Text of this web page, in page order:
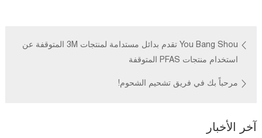
You Bang Shou تقدم بدائل مستدامة لمنتجات 3M المتوقفة عن
استخدام منتجات PFAS المتوقفة
مرحباً بك في فريق تشحيم الشحوم!
آخر الأخبار